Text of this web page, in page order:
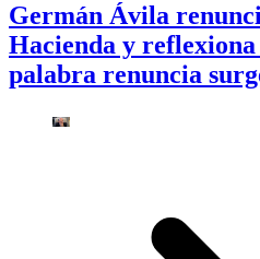
Germán Ávila
Hacienda y
palabra renuncia